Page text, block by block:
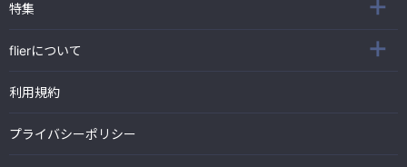
特集
flierについて
利用規約
プライバシーポリシー